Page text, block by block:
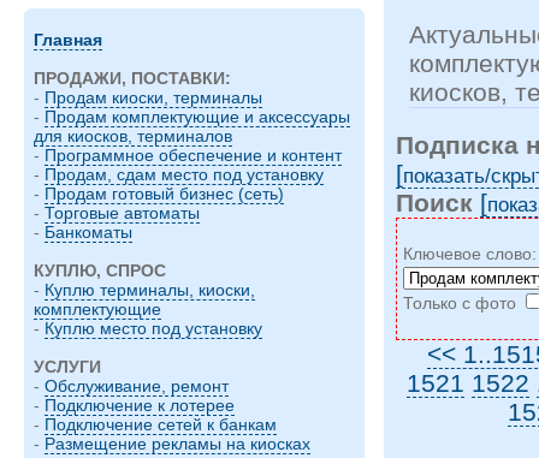
Главная
ПРОДАЖИ, ПОСТАВКИ:
- Продам киоски, терминалы
- Продам комплектующие и аксессуары
для киосков, терминалов
- Программное обеспечение и контент
- Продам, сдам место под установку
- Продам готовый бизнес (сеть)
- Торговые автоматы
- Банкоматы
КУПЛЮ, СПРОС
- Куплю терминалы, киоски,
комплектующие
- Куплю место под установку
УСЛУГИ
- Обслуживание, ремонт
- Подключение к лотерее
- Подключение сетей к банкам
- Размещение рекламы на киосках
киосков,
Подписка
[показать/
Поиск [
Ключевое
Только с фото
<<
1521 1522